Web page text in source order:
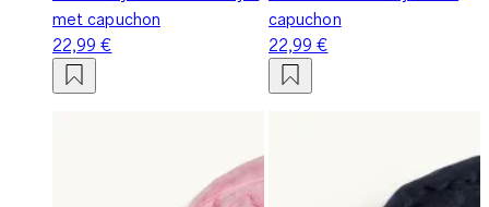
met capuchon
22,99 €
capuchon
22,99 €